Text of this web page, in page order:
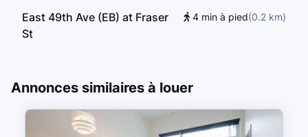
East 49th Ave (EB) at Fraser
St
4 min à pied(0.2 km)
St
Fraser St (NB) at East 45th
4 min à pied(
Annonces similaires à louer